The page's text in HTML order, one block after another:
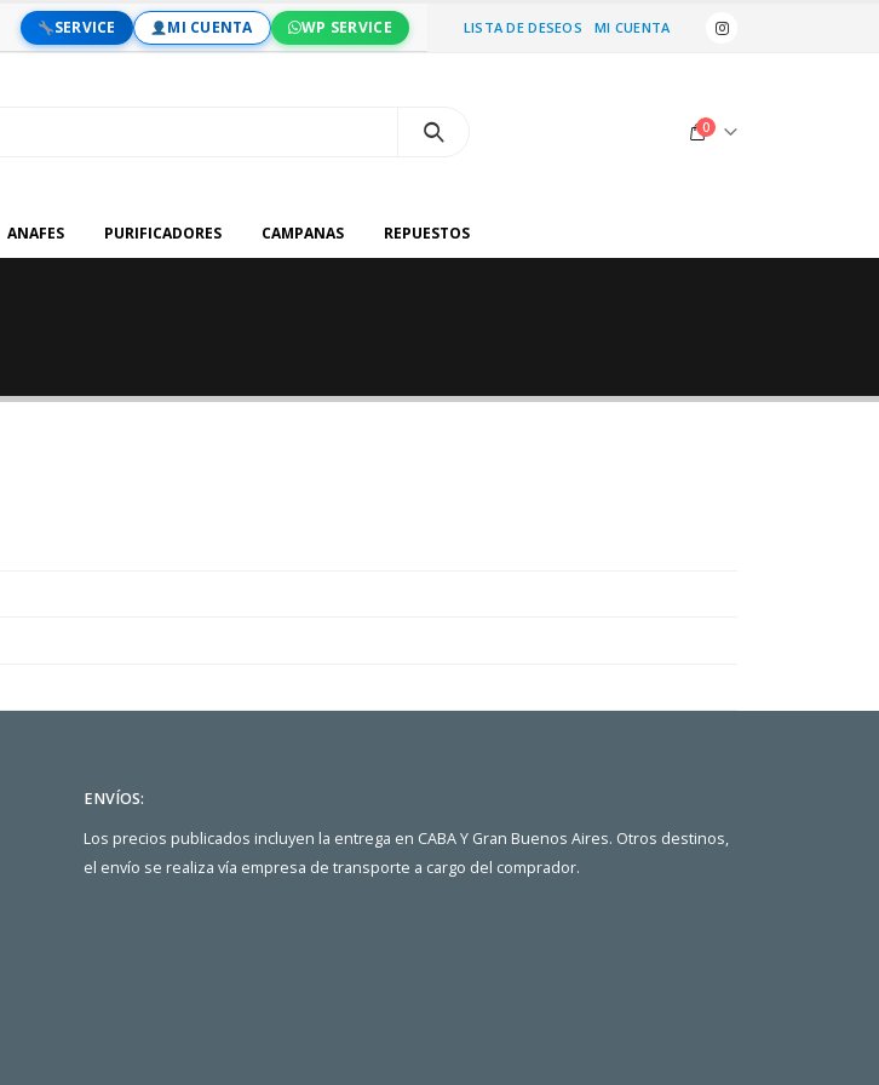
SERVICE MI CUENTA WP SERVICE LISTA DE DESEOS MI CUENTA
0
ANAFES PURIFICADORES CAMPANAS REPUESTOS
ENVÍOS:
Los precios publicados incluyen la entrega en CABA Y Gran Buenos Aires. Otros destinos,
el envío se realiza vía empresa de transporte a cargo del comprador.